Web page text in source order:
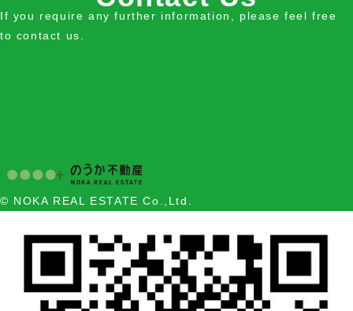
If you require any further information, please feel free
to contact us.
© NOKA REAL ESTATE Co.,Ltd.